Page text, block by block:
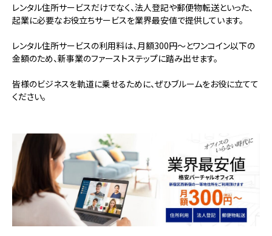
レンタル住所サービスだけでなく、法人登記や郵便物転送といった、
起業に必要なお役立ちサービスを業界最安値で提供しています。
レンタル住所サービスの利用料は、月額300円～とワンコイン以下の
金額のため、新事業のファーストステップに踏み出せます。
皆様のビジネスを軌道に乗せるために、ぜひブルームをお役に立てて
ください。